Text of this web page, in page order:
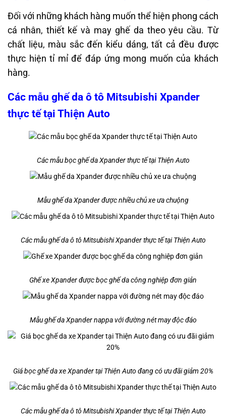
Đối với những khách hàng muốn thể hiện phong cách
cá nhân, thiết kế và may ghế da theo yêu cầu. Từ
chất liệu, màu sắc đến kiểu dáng, tất cả đều được
thực hiện tỉ mỉ để đáp ứng mong muốn của khách
hàng.
Các mẫu ghế da ô tô Mitsubishi Xpander
thực tế tại Thiện Auto
Các mẫu bọc ghế da Xpander thực tế tại Thiện Auto
Mẫu ghế da Xpander được nhiều chủ xe ưa chuộng
Các mẫu ghế da ô tô Mitsubishi Xpander thực tế tại Thiện Auto
Ghế xe Xpander được bọc ghế da công nghiệp đơn giản
Mẫu ghế da Xpander nappa với đường nét may độc đáo
Giá bọc ghế da xe Xpander tại Thiện Auto đang có ưu đãi giảm 20%
Các mẫu ghế da ô tô Mitsubishi Xpander thực tế tại Thiện Auto